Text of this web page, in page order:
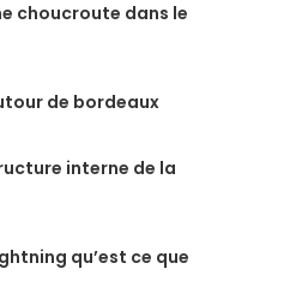
choucroute dans le
de bordeaux
interne de la
qu’est ce que